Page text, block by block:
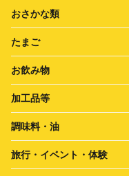
おさかな類
たまご
お飲み物
加工品等
調味料・油
旅行・イベント・体験